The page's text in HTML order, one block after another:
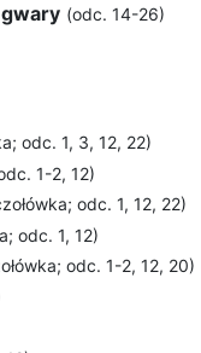
gwary (odc. 14-26)
odc. 1, 3, 12, 22)
1-2, 12)
odc. 1, 12, 22)
odc. 1, 12)
odc. 1-2, 12, 20)